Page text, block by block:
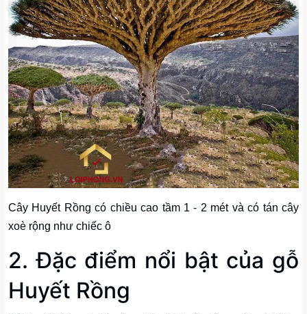
Cây Huyết Rồng có chiều cao tầm 1 - 2 mét và có tán cây
xoè rộng như chiếc ô
2. Đặc điểm nổi bật của gỗ
Huyết Rồng